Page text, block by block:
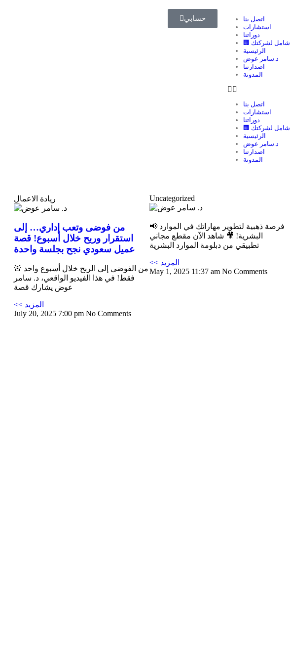
حسابي
اتصل بنا
استشارات
دوراتنا
شامل لشركتك
الرئيسية
د.سامر عوض
اصدارتنا
المدونة
اتصل بنا
استشارات
دوراتنا
شامل لشركتك
الرئيسية
د.سامر عوض
اصدارتنا
المدونة
ريادة الاعمال
من فوضى وتعب إداري… إلى
استقرار وربح خلال أسبوع! قصة
عميل سعودي نجح بجلسة واحدة
🚨 من الفوضى إلى الربح خلال أسبوع واحد
فقط! في هذا الفيديو الواقعي، د. سامر
عوض يشارك قصة
<< المزيد
July 20, 2025 7:00 pm No Comments
Uncategorized
📢 فرصة ذهبية لتطوير مهاراتك في الموارد
البشرية! 🎥 شاهد الآن مقطع مجاني
تطبيقي من دبلومة الموارد البشرية
<< المزيد
May 1, 2025 11:37 am No Comments